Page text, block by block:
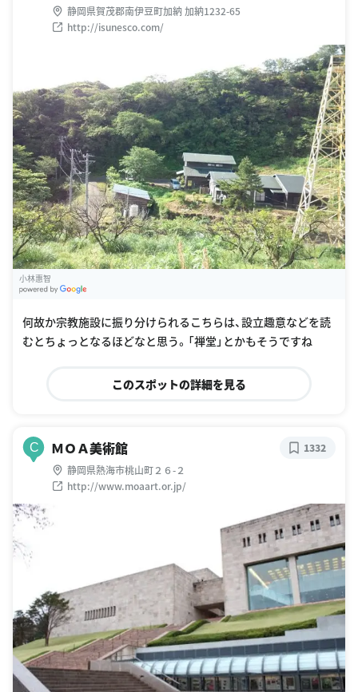
静岡県賀茂郡南伊豆町加納 加納1232-65
http://isunesco.com/
小林惠智
何故か宗教施設に振り分けられるこちらは、設立趣意などを読
むとちょっとなるほどなと思う。「禅堂」とかもそうですね
このスポットの詳細を見る
C ＭＯＡ美術館
静岡県熱海市桃山町２６-２
http://www.moaart.or.jp/
1332